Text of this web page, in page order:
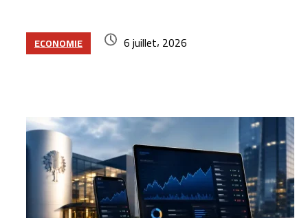
ECONOMIE 6 juillet، 2026